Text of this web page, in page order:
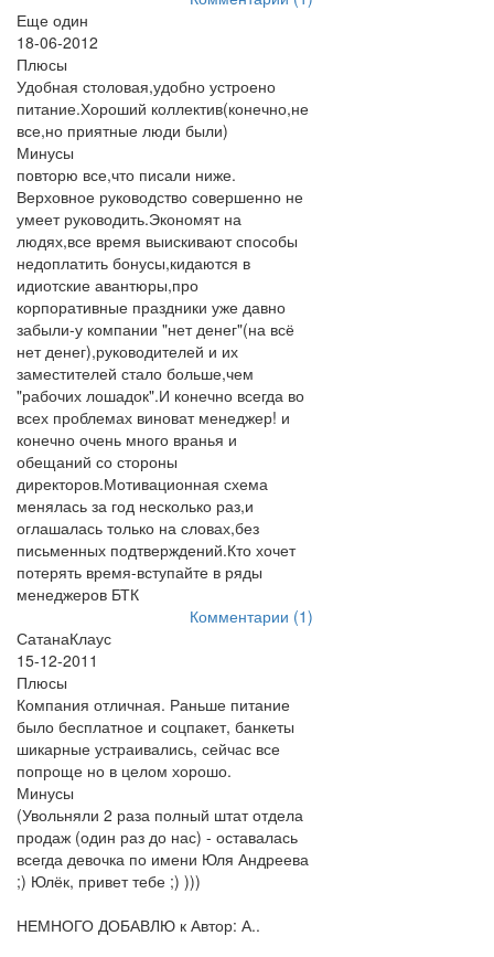
Еще один
18-06-2012
Плюсы
Удобная столовая,удобно устроено
питание.Хороший коллектив(конечно,не
все,но приятные люди были)
Минусы
повторю все,что писали ниже.
Верховное руководство совершенно не
умеет руководить.Экономят на
людях,все время выискивают способы
недоплатить бонусы,кидаются в
идиотские авантюры,про
корпоративные праздники уже давно
забыли-у компании "нет денег"(на всё
нет денег),руководителей и их
заместителей стало больше,чем
"рабочих лошадок".И конечно всегда во
всех проблемах виноват менеджер! и
конечно очень много вранья и
обещаний со стороны
директоров.Мотивационная схема
менялась за год несколько раз,и
оглашалась только на словах,без
письменных подтверждений.Кто хочет
потерять время-вступайте в ряды
менеджеров БТК
Комментарии (1)
СатанаКлаус
15-12-2011
Плюсы
Компания отличная. Раньше питание
было бесплатное и соцпакет, банкеты
шикарные устраивались, сейчас все
попроще но в целом хорошо.
Минусы
(Увольняли 2 раза полный штат отдела
продаж (один раз до нас) - оставалась
всегда девочка по имени Юля Андреева
;) Юлёк, привет тебе ;) )))
НЕМНОГО ДОБАВЛЮ к Автор: А..